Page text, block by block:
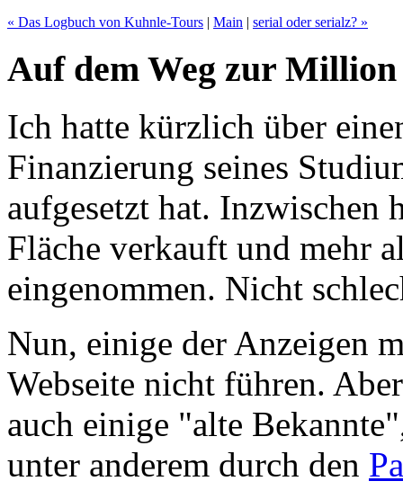
« Das Logbuch von Kuhnle-Tours | Main | serial oder serialz? »
Auf dem Weg zur Million
Ich hatte kürzlich über
Finanzierung seines
aufgesetzt hat. Inzwischen
Fläche verkauft und mehr
eingenommen. Nicht
Nun, einige der Anzeigen
Webseite nicht führen.
auch einige "alte
unter anderem durch den